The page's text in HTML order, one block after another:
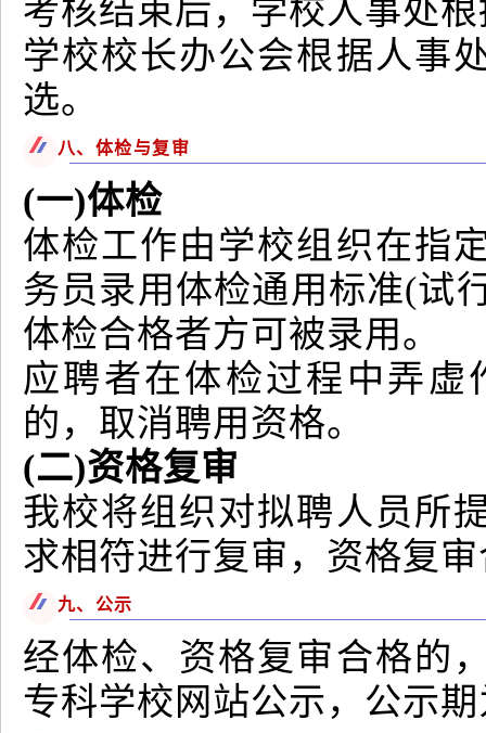
考核结束后，学校人事处
学校校长办公会根据人事
选。
八、体检与复审
(一)体检
体检工作由学校组织在指
务员录用体检通用标准(试
体检合格者方可被录用。
应聘者在体检过程中弄
的，取消聘用资格。
(二)资格复审
我校将组织对拟聘人员所
求相符进行复审，资格复
九、公示
经体检、资格复审合格的
专科学校网站公示，公示